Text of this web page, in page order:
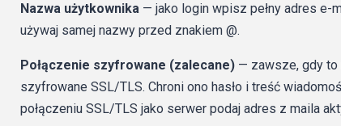
Nazwa użytkownika— jako login wpisz pełny adres e-
używaj samej nazwy przed znakiem @.
Połączenie szyfrowane (zalecane)— zawsze, gdy to
szyfrowane SSL/TLS. Chroni ono hasło i treść
połączeniu SSL/TLS jako serwer podaj adres z maila